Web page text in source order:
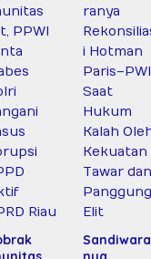
Sandiwara